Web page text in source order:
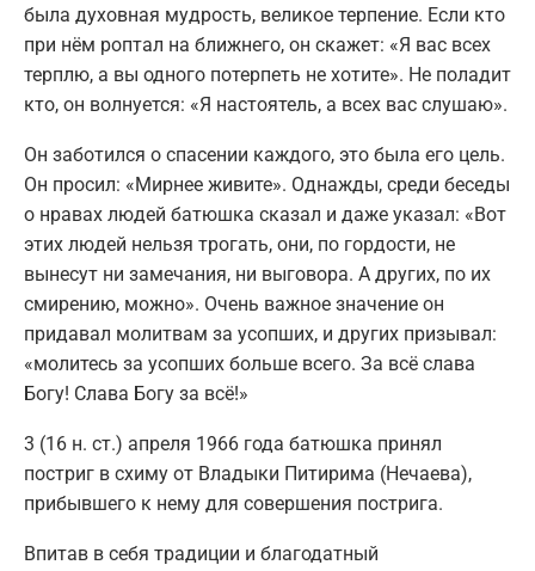
была духовная мудрость, великое терпение. Если кто
при нём роптал на ближнего, он скажет: «Я вас всех
терплю, а вы одного потерпеть не хотите». Не поладит
кто, он волнуется: «Я настоятель, а всех вас слушаю».
Он заботился о спасении каждого, это была его цель.
Он просил: «Мирнее живите». Однажды, среди беседы
о нравах людей батюшка сказал и даже указал: «Вот
этих людей нельзя трогать, они, по гордости, не
вынесут ни замечания, ни выговора. А других, по их
смирению, можно». Очень важное значение он
придавал молитвам за усопших, и других призывал:
«молитесь за усопших больше всего. За всё слава
Богу! Слава Богу за всё!»
3 (16 н. ст.) апреля 1966 года батюшка принял
постриг в схиму от Владыки Питирима (Нечаева),
прибывшего к нему для совершения пострига.
Впитав в себя традиции и благодатный